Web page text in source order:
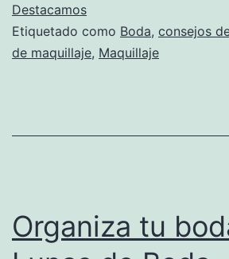
tu
Destacamos
Etiquetado como Boda, consejos
de maquillaje, Maquillaje
Organiza tu